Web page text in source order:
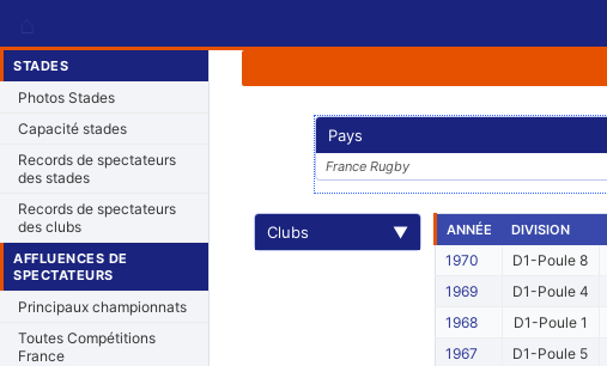
STADES
Photos Stades
Capacité stades
Records de spectateurs
des stades
Records de spectateurs
des clubs
AFFLUENCES DE
SPECTATEURS
Principaux championnats
Toutes Compétitions
France
Pays
France Rugby
Clubs ▼ ANNÉE DIVISION
1970
D1-Poule 8
1969
D1-Poule 4
1968
D1-Poule 1
1967
D1-Poule 5